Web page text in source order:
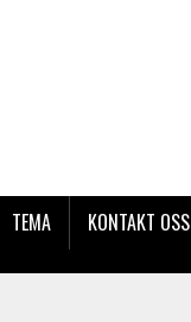
TEMA KONTAKT OSS